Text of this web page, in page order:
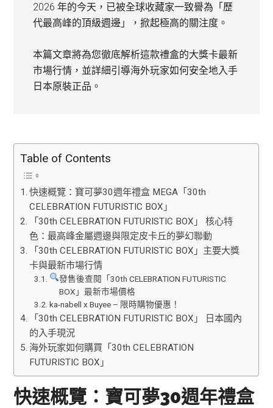
2026 年的今天，已被全球收藏家一致譽為「歷
代最高峰的頂級週邊」，掀起極高的關注度。
本篇文章將為您徹底解析這款禮盒的大獎卡最新
市場行情，並詳細引導海外玩家如何安全地入手
日本原裝正品。
Table of Contents
快速概覽：寶可夢30週年禮盒 MEGA「30th
CELEBRATION FUTURISTIC BOX」
「30th CELEBRATION FUTURISTIC BOX」 核心特
色：最高峰金屬週邊與限定皮卡丘的夢幻聯動
「30th CELEBRATION FUTURISTIC BOX」主要大獎
卡與最新市場行情
發售後查閱「30th CELEBRATION FUTURISTIC
BOX」最新市場價格
ka-nabell x Buyee – 限時購物優惠！
「30th CELEBRATION FUTURISTIC BOX」 日本國內
的入手現況
海外玩家如何購買「30th CELEBRATION
FUTURISTIC BOX」
快速概覽：寶可夢30週年禮盒